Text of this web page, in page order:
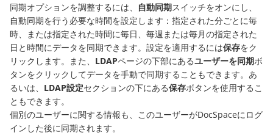
同期オプションを調整するには、
自動同期スイッチをオンにし、
自動同期を行う必要な時間を設定します：指定された分ごとに毎
時、または指定された時間に毎日、毎週または毎月の指定された
日と時間にデータを同期できます。設定を適用するには保存をク
リックします。また、 LDAPページの下部にあるユーザーを同期ボ
タンをクリックしてデータを手動で同期することもできます。あ
るいは、 LDAP設定セクションの下にある保存ボタンを使用するこ
ともできます。
個別のユーザーに関する情報も、このユーザーがDocSpaceにログ
インした後に同期されます。